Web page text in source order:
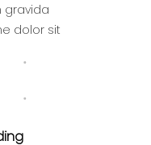
gravida
dolor sit